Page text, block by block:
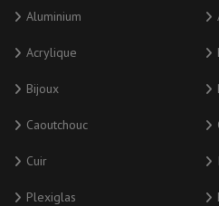
Aluminium
Acrylique
Bijoux
Caoutchouc
Cuir
Plexiglas